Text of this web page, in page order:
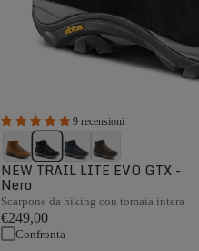
9 recensioni
NEW TRAIL LITE EVO GTX -
Nero
Scarpone da hiking con tomaia intera
€249,00
Confronta